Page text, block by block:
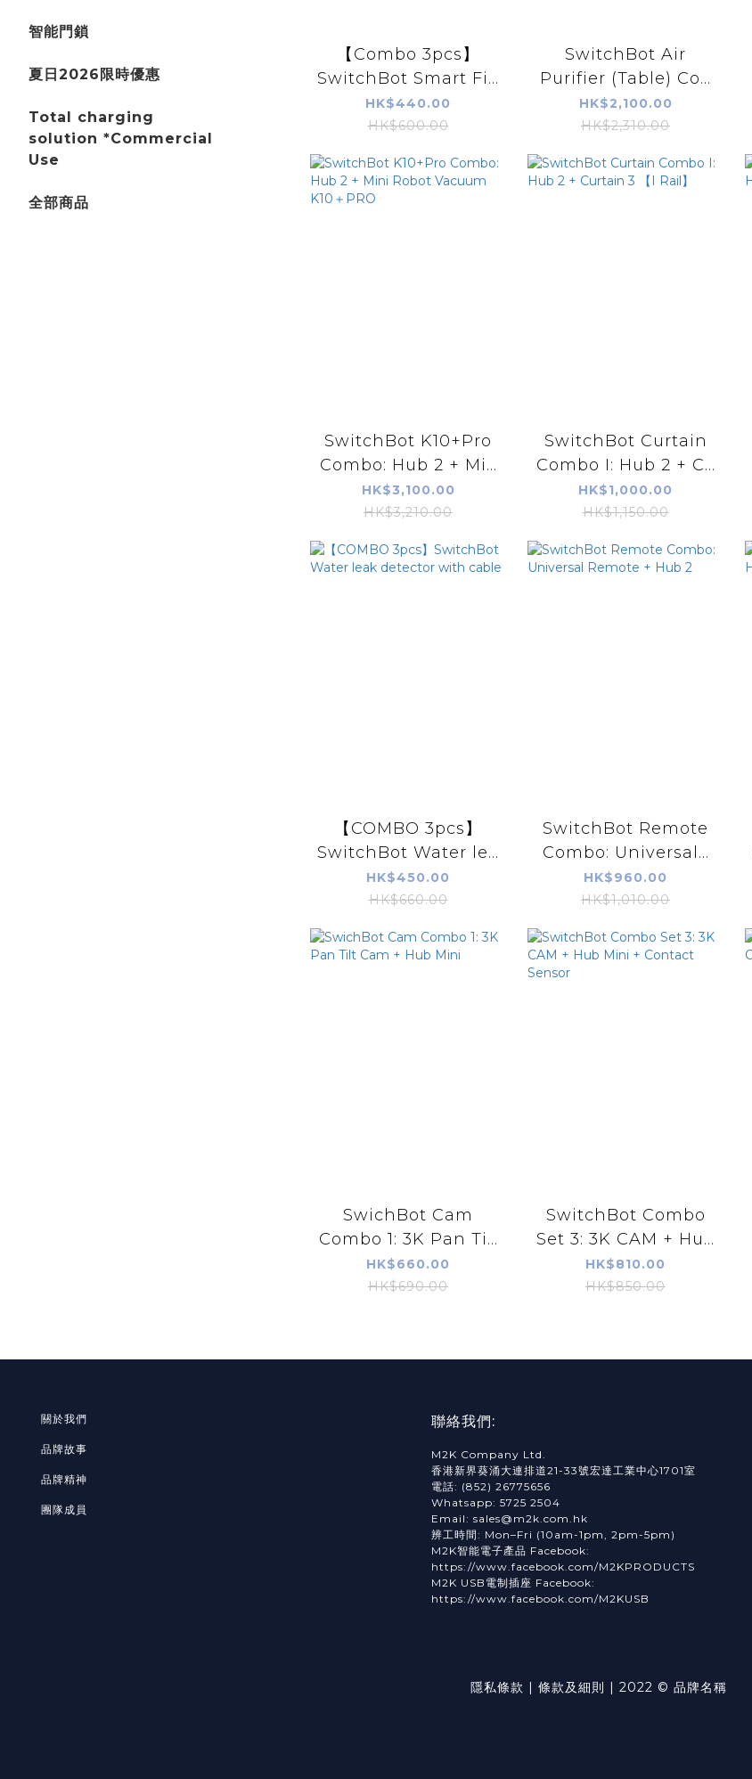
智能門鎖
夏日2026限時優惠
Total charging
solution *Commercial
Use
全部商品
【Combo 3pcs】
SwitchBot Smart Fi...
HK$440.00
HK$600.00
SwitchBot Air
Purifier (Table) Co...
HK$2,100.00
HK$2,310.00
SwitchBot K10+Pro
Combo: Hub 2 + Mi...
HK$3,100.00
HK$3,210.00
SwitchBot Curtain
Combo I: Hub 2 + C...
HK$1,000.00
HK$1,150.00
【COMBO 3pcs】
SwitchBot Water le...
HK$450.00
HK$660.00
SwitchBot Remote
Combo: Universal...
HK$960.00
HK$1,010.00
SwichBot Cam
Combo 1: 3K Pan Ti...
HK$660.00
HK$690.00
SwitchBot Combo
Set 3: 3K CAM + Hu...
HK$810.00
HK$850.00
關於我們
品牌故事
品牌精神
團隊成員
聯絡我們:
M2K Company Ltd.
香港新界葵涌大連排道21-33號宏達工業中心1701室
電話: (852) 26775656
Whatsapp: 5725 2504
Email: sales@m2k.com.hk
辨工時間: Mon–Fri (10am-1pm, 2pm-5pm)
M2K智能電子產品 Facebook:
https://www.facebook.com/M2KPRODUCTS
M2K USB電制插座 Facebook:
https://www.facebook.com/M2KUSB
隱私條款 | 條款及細則 | 2022 © 品牌名稱